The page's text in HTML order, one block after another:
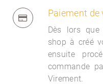
Paiement
Dès lors que
shop à créé
ensuite
commande
Virement.